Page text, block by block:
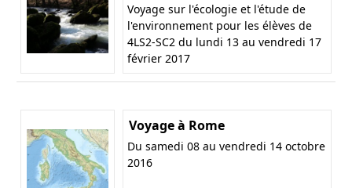
Voyage sur l'écologie et l'étude de
l'environnement pour les élèves de
4LS2-SC2 du lundi 13 au vendredi 17
février 2017
Voyage à Rome
Du samedi 08 au vendredi 14 octobre
2016